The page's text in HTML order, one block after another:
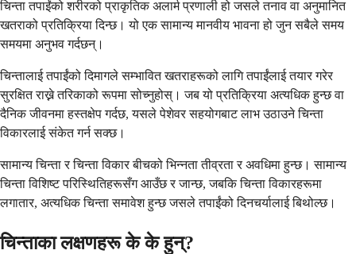
चिन्ता तपाईंको शरीरको प्राकृतिक अलार्म प्रणाली हो जसले तनाव वा अनुमानित
खतराको प्रतिक्रिया दिन्छ। यो एक सामान्य मानवीय भावना हो जुन सबैले समय
समयमा अनुभव गर्दछन्।
चिन्तालाई तपाईंको दिमागले सम्भावित खतराहरूको लागि तपाईंलाई तयार गरेर
सुरक्षित राख्ने तरिकाको रूपमा सोच्नुहोस्। जब यो प्रतिक्रिया अत्यधिक हुन्छ वा
दैनिक जीवनमा हस्तक्षेप गर्दछ, यसले पेशेवर सहयोगबाट लाभ उठाउने चिन्ता
विकारलाई संकेत गर्न सक्छ।
सामान्य चिन्ता र चिन्ता विकार बीचको भिन्नता तीव्रता र अवधिमा हुन्छ। सामान्य
चिन्ता विशिष्ट परिस्थितिहरूसँग आउँछ र जान्छ, जबकि चिन्ता विकारहरूमा
लगातार, अत्यधिक चिन्ता समावेश हुन्छ जसले तपाईंको दिनचर्यालाई बिथोल्छ।
चिन्ताका लक्षणहरू के के हुन्?